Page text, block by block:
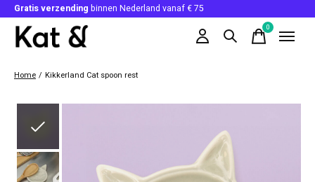
Gratis verzending binnen Nederland vanaf € 75
0items
Home / Kikkerland Cat spoon rest